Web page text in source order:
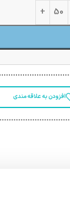
افزودن به علاقه مندی